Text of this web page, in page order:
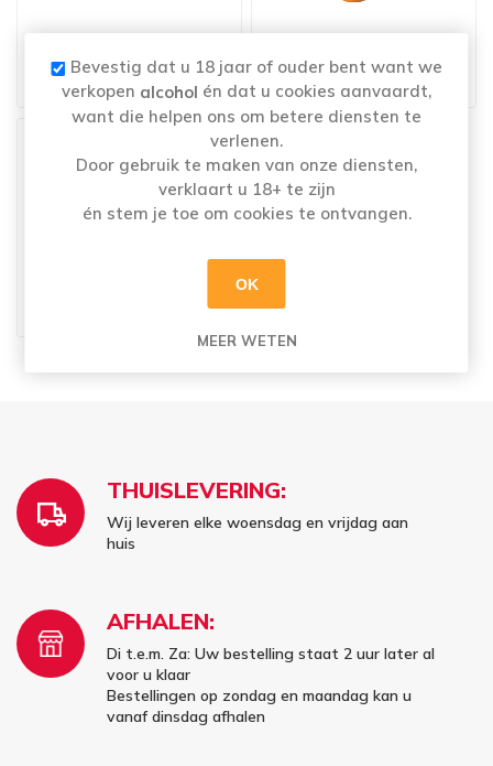
4X6X50CL
€38,70
6X50CL
€11,15
THUISLEVERING:
Wij leveren elke woensdag en vrijdag aan
huis
AFHALEN:
Di t.e.m. Za: Uw bestelling staat 2 uur later al
voor u klaar
Bestellingen op zondag en maandag kan u
vanaf dinsdag afhalen
Bevestig dat u 18 jaar of ouder bent want we
verkopen alcohol én dat u cookies aanvaardt,
want die helpen ons om betere diensten te
verlenen.
Door gebruik te maken van onze diensten,
verklaart u 18+ te zijn
én stem je toe om cookies te ontvangen.
OK
MEER WETEN